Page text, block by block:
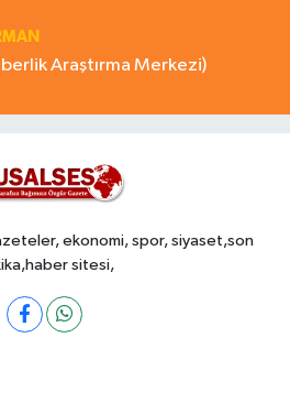
RAM (Rehberlik Araştırma Merkezi)
ekonomi, spor, siyaset,son
sitesi,